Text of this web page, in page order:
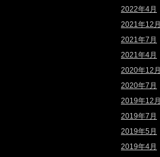
2022年4月
2021年12月
2021年7月
2021年4月
2020年12月
2020年7月
2019年12月
2019年7月
2019年5月
2019年4月